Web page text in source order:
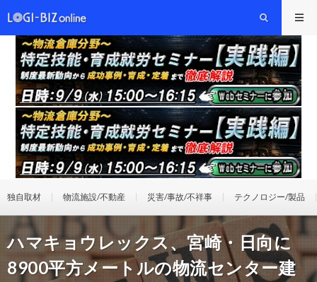
独自取材 物流施設/不動産 災害/事故/不祥事 テクノロジー/製品
ハマキョウレックス、宮崎・日向に
8900平方メートルの物流センター建